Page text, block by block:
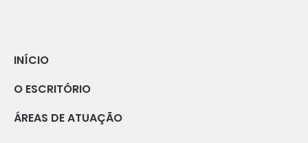
INÍCIO
O ESCRITÓRIO
ÁREAS DE ATUAÇÃO